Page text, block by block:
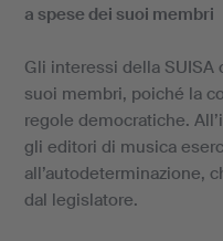
a spese dei suoi membri
Gli interessi della
suoi membri, poiché la
regole democratiche.
gli editori di musica
all’autodeterminazione,
dal legislatore.